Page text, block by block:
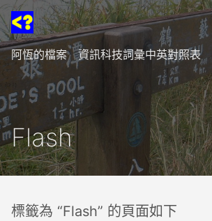
阿恆的檔案 資訊科技詞彙中英對照表
Flash
標籤為 “Flash” 的頁面如下